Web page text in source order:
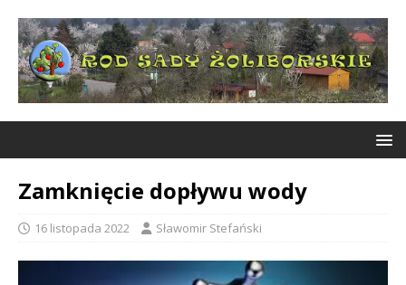
Zamknięcie dopływu wody
16 listopada 2022 Sławomir Stefański